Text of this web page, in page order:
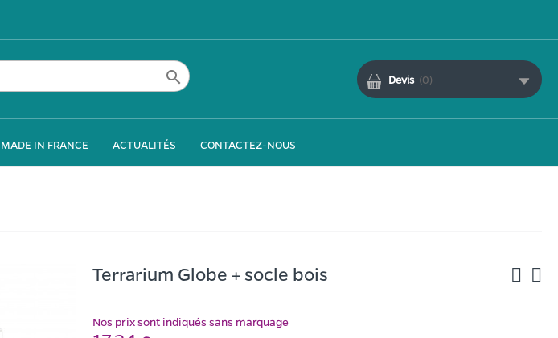
 Devis (0)
MADE IN FRANCE ACTUALITÉS CONTACTEZ-NOUS
Terrarium Globe + socle bois
Nos prix sont indiqués sans marquage